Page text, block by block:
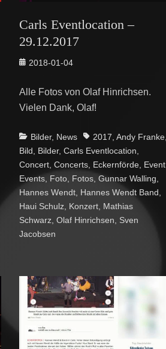
Carls Eventlocation –
29.12.2017
Posted
2018-01-04
Alle Fotos von Olaf Hinrichsen.
Vielen Dank, Olaf!
Categories
Bilder, News Tags2017 ,Andy Franke
Bild
Bilder,Carls Eventlocation
Concert ,Concerts Eckernförde Event
Events Foto Fotos ,Gunnar Walling
Hannes Wendt Hannes Wendt Band
Haui Schulz Konzert Mathias
Schwarz ,Olaf Hinrichsen
Sven
Jacobsen